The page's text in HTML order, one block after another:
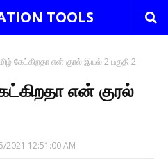
TOOLS
கேட்கிறதா என் குரல் இயல் 2 பகுதி 2
என் குரல்
2021 12:51:00 AM